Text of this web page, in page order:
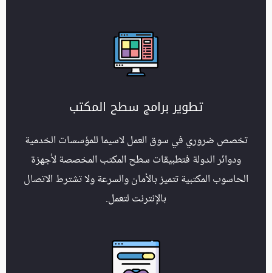
تطوير برامج سطح المكتب
تخصص ضروري في سوق العمل لاسيما للمؤسسات الخدمية
ودوائر الدولة فتطبيقات سطح المكتب المخصصة لأجهزة
الحاسوب المكتبية تتميز بالأمان والسرعة ولا تشترط الاتصال
بالإنترنت لتعمل.